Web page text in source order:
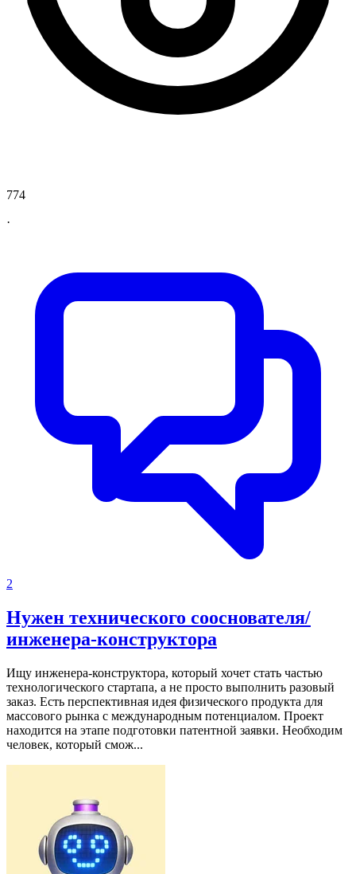
774
·
2
Нужен технического сооснователя/
инженера-конструктора
Ищу инженера-конструктора, который хочет стать частью
технологического стартапа, а не просто выполнить разовый
заказ. Есть перспективная идея физического продукта для
массового рынка с международным потенциалом. Проект
находится на этапе подготовки патентной заявки. Необходим
человек, который смож...